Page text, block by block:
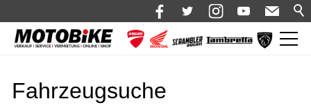
Shop 🛒
Fahrzeugsuche